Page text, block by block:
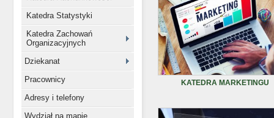
Katedra Statystyki
Katedra Zachowań
Organizacyjnych
Dziekanat
Pracownicy
Adresy i telefony
Wydział na mapie
KATEDRA MARKETINGU